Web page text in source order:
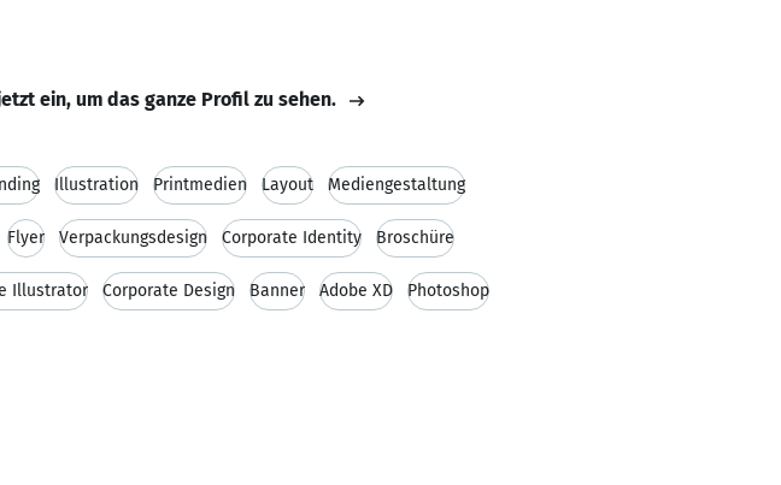
ein, um das ganze Profil zu sehen.
Illustration Printmedien Layout Mediengestaltung
Flyer Verpackungsdesign Corporate Identity Broschüre
Illustrator Corporate Design Banner Adobe XD Photoshop